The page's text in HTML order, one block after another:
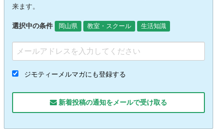
来ます。
選択中の条件 岡山県 教室・スクール 生活知識
ジモティーメルマガにも登録する
新着投稿の通知をメールで受け取る